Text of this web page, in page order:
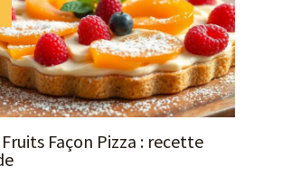
Façon Pizza : recette